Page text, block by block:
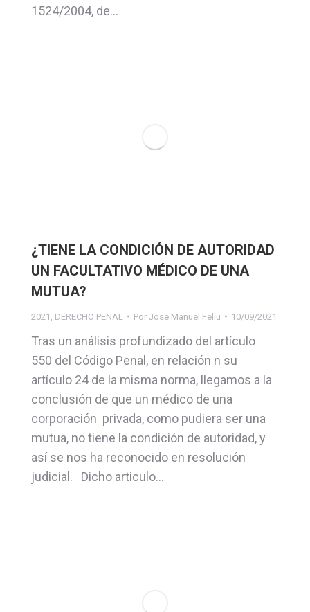
1524/2004, de…
¿TIENE LA CONDICIÓN DE AUTORIDAD
UN FACULTATIVO MÉDICO DE UNA
MUTUA?
2021 DERECHO PENAL Por Jose Manuel Feliu 10/09/2021
Tras un análisis profundizado del artículo
550 del Código Penal, en relación n su
artículo 24 de la misma norma, llegamos a la
conclusión de que un médico de una
corporación privada, como pudiera ser una
mutua, no tiene la condición de autoridad, y
así se nos ha reconocido en resolución
judicial. Dicho articulo…